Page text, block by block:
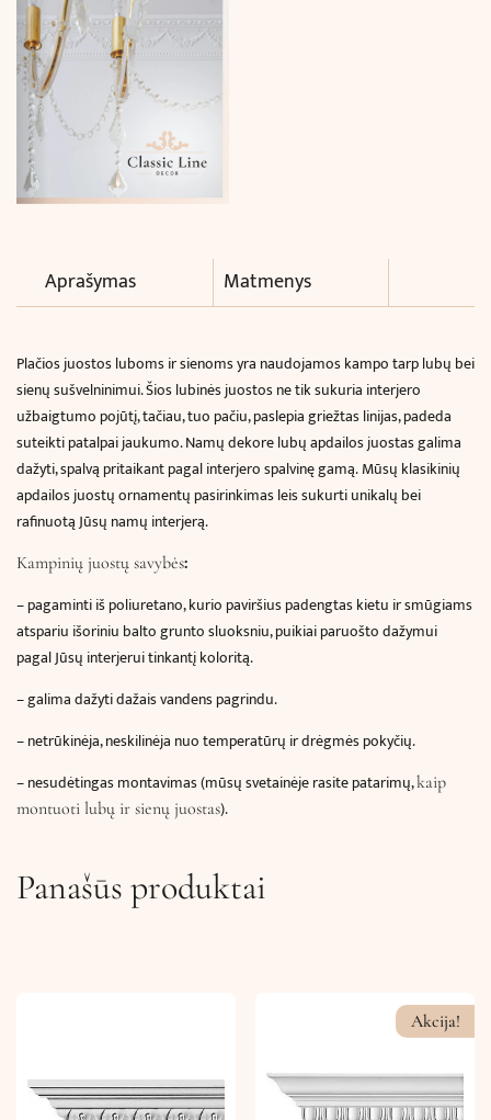
Aprašymas Matmenys
Plačios juostos luboms ir sienoms yra naudojamos kampo tarp lubų bei
sienų sušvelninimui. Šios lubinės juostos ne tik sukuria interjero
užbaigtumo pojūtį, tačiau, tuo pačiu, paslepia griežtas linijas, padeda
suteikti patalpai jaukumo. Namų dekore lubų apdailos juostas galima
dažyti, spalvą pritaikant pagal interjero spalvinę gamą.Mūsų klasikinių
apdailos juostų ornamentų pasirinkimas leis sukurti unikalų bei
rafinuotą Jūsų namų interjerą.
Kampinių juostų savybės:
– pagaminti iš poliuretano, kurio paviršius padengtas kietu ir smūgiams
atspariu išoriniu balto grunto sluoksniu, puikiai paruošto dažymui
pagal Jūsų interjerui tinkantį koloritą.
– galima dažyti dažais vandens pagrindu.
– netrūkinėja, neskilinėja nuo temperatūrų ir drėgmės pokyčių.
– nesudėtingas montavimas (mūsų svetainėje rasite patarimų,kaip
montuoti lubų ir sienų juostas).
Panašūs produktai
Akcija!